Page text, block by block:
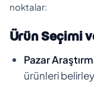
noktalar:
Ürün Seçimi
Pazar
ürünleri